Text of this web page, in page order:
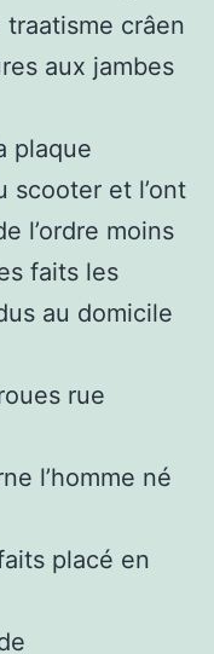
traatisme crâen
aux jambes
plaque
scooter et l’ont
l’ordre moins
faits les
au domicile
rue
l’homme né
placé en